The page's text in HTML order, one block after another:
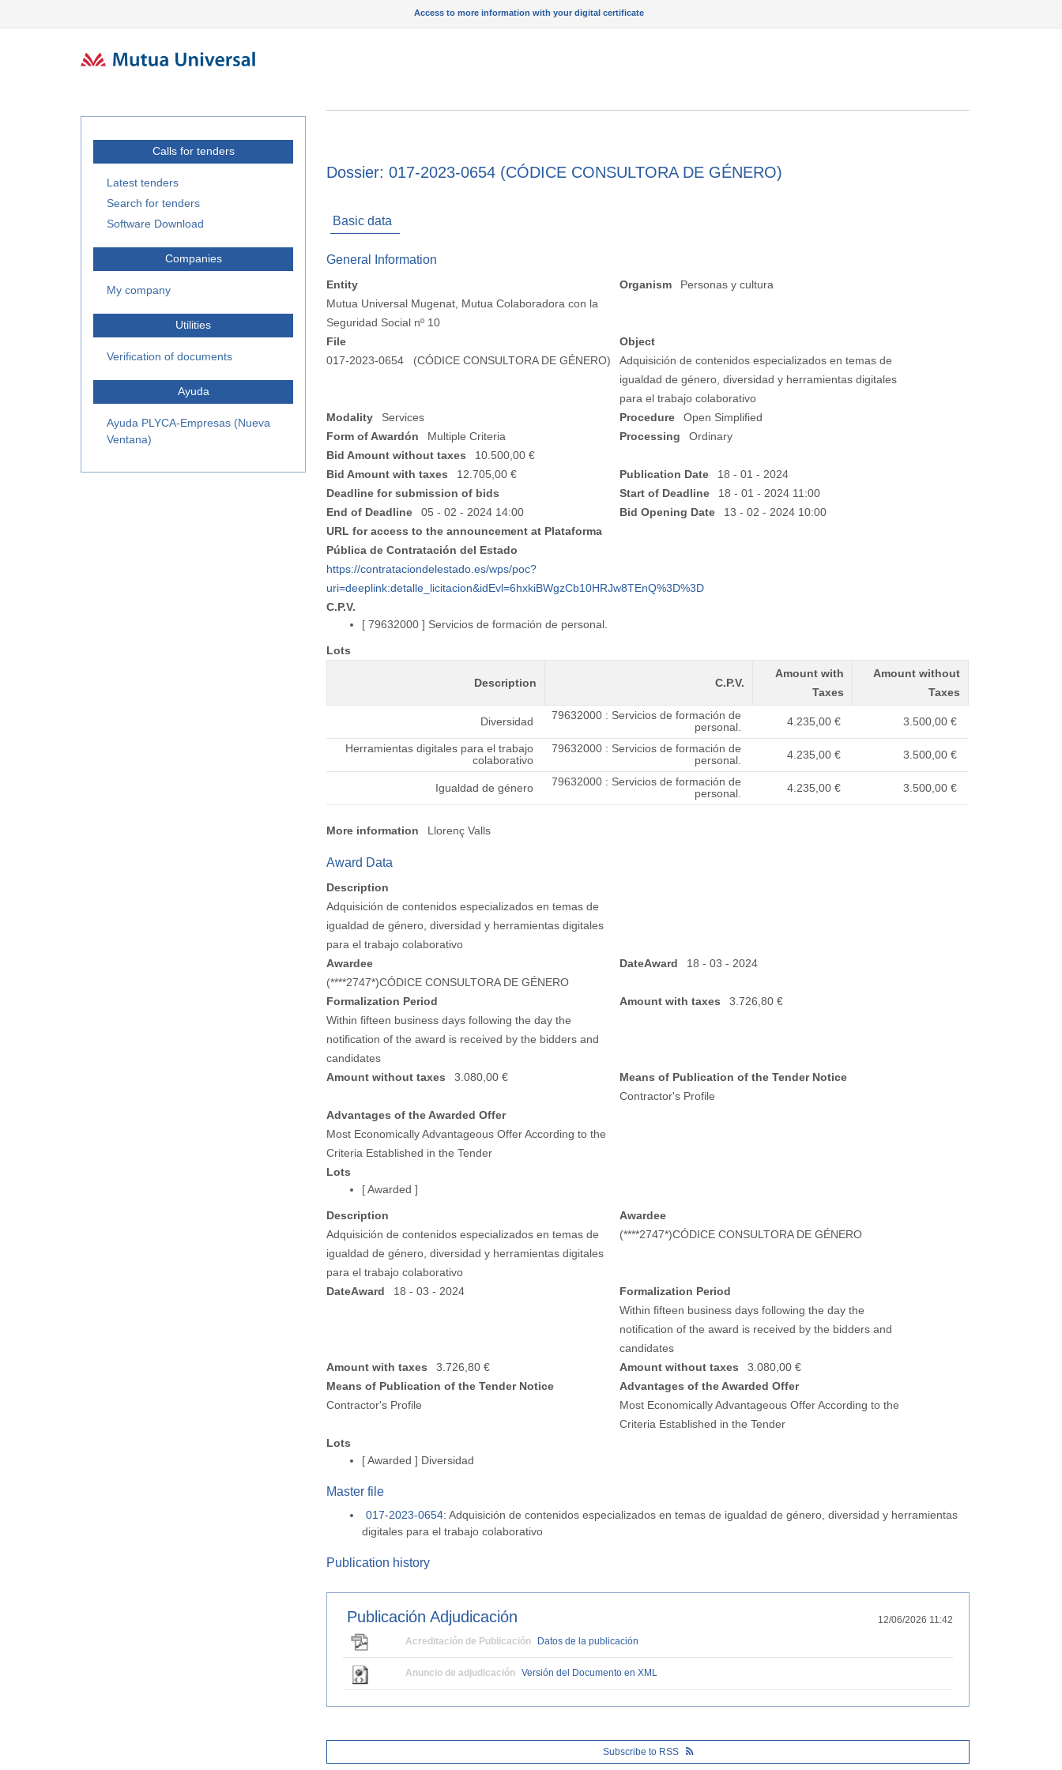
Access to more information with your digital certificate
Calls for tenders
Latest tenders
Search for tenders
Software Download
Companies
My company
Utilities
Verification of documents
Ayuda
Ayuda PLYCA-Empresas (Nueva
Ventana)
Dossier: 017-2023-0654 (CÓDICE CONSULTORA DE GÉNERO)
Basic data
General Information
Entity
Mutua Universal Mugenat, Mutua Colaboradora con la
Seguridad Social nº 10
Organism Personas y cultura
File
017-2023-0654 (CÓDICE CONSULTORA DE GÉNERO)
Object
Adquisición de contenidos especializados en temas de
igualdad de género, diversidad y herramientas digitales
para el trabajo colaborativo
Modality
Services Procedure
Open Simplified
Form of Awardón
Multiple Criteria Processing
Ordinary
Bid Amount without taxes
10.500,00 €
Bid Amount with taxes
12.705,00 € Publication Date
18 - 01 - 2024
Deadline for submission of bids
Start of Deadline
18 - 01 - 2024 11:00
End of Deadline
05 - 02 - 2024 14:00 Bid Opening Date
13 - 02 - 2024 10:00
URL for access to the announcement at Plataforma
Pública de Contratación del Estado
https://contrataciondelestado.es/wps/poc?
uri=deeplink:detalle_licitacion&idEvl=6hxkiBWgzCb10HRJw8TEnQ%3D%3D
C.P.V.
[ 79632000 ] Servicios de formación de personal.
Lots
Description C.P.V.
Amount with
Taxes
Amount without
Taxes
Diversidad
79632000 : Servicios de formación de
personal.
4.235,00 € 3.500,00 €
Herramientas digitales para el trabajo
colaborativo
79632000 : Servicios de formación de
personal.
4.235,00 € 3.500,00 €
Igualdad de género
79632000 : Servicios de formación de
personal.
4.235,00 € 3.500,00 €
More information Llorenç Valls
Award Data
Description
Adquisición de contenidos especializados en temas de
igualdad de género, diversidad y herramientas digitales
para el trabajo colaborativo
Awardee
(****2747*)CÓDICE CONSULTORA DE GÉNERO
DateAward 18 - 03 - 2024
Formalization Period
Within fifteen business days following the day the
notification of the award is received by the bidders and
candidates
Amount with taxes 3.726,80 €
Amount without taxes 3.080,00 €
Means of Publication of the Tender Notice
Contractor's Profile
Advantages of the Awarded Offer
Most Economically Advantageous Offer According to the
Criteria Established in the Tender
Lots
[ Awarded ]
Description
Adquisición de contenidos especializados en temas de
igualdad de género, diversidad y herramientas digitales
para el trabajo colaborativo
Awardee
(****2747*)CÓDICE CONSULTORA DE GÉNERO
DateAward 18 - 03 - 2024
Formalization Period
Within fifteen business days following the day the
notification of the award is received by the bidders and
candidates
Amount with taxes
3.726,80 € Amount without taxes
3.080,00 €
Means of Publication of the Tender Notice
Contractor's Profile
Advantages of the Awarded Offer
Most Economically Advantageous Offer According to the
Criteria Established in the Tender
Lots
[ Awarded ] Diversidad
Master file
017-2023-0654:Adquisición de contenidos especializados en temas de igualdad de género, diversidad y herramientas
digitales para el trabajo colaborativo
Publication history
12/06/2026 11:42
Publicación Adjudicación
Acreditación de Publicación Datos de la publicación
Anuncio de adjudicación Versión del Documento en XML
Subscribe to RSS